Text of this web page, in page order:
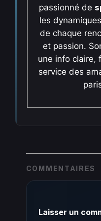
passionné de
les
de chaque
et passion.
une info claire,
service des
COMMENTAIRES
Laisser un